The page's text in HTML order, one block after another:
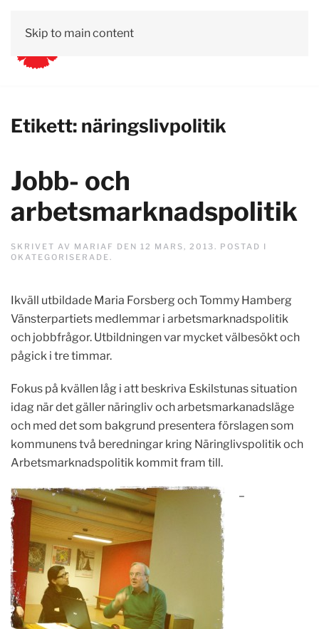
Skip to main content
Etikett: näringslivpolitik
Jobb- och
arbetsmarknadspolitik
SKRIVET AV MARIAF DEN 12 MARS, 2013. POSTAD I
OKATEGORISERADE.
Ikväll utbildade Maria Forsberg och Tommy Hamberg
Vänsterpartiets medlemmar i arbetsmarknadspolitik
och jobbfrågor. Utbildningen var mycket välbesökt och
pågick i tre timmar.
Fokus på kvällen låg i att beskriva Eskilstunas situation
idag när det gäller näringliv och arbetsmarkanadsläge
och med det som bakgrund presentera förslagen som
kommunens två beredningar kring Näringlivspolitik och
Arbetsmarknadspolitik kommit fram till.
–